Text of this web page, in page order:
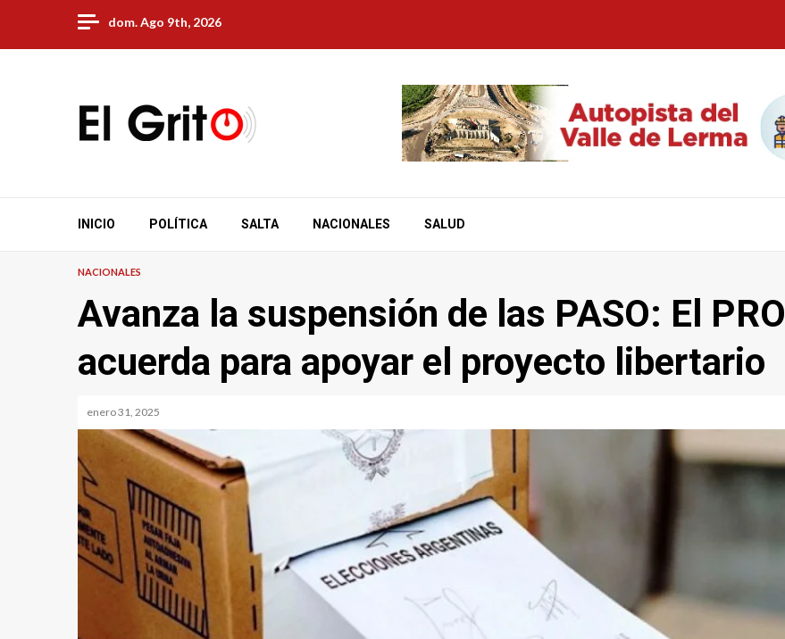
content
dom. Ago 9th, 2026
INICIO POLÍTICA SALTA NACIONALES SALUD
NACIONALES
Avanza la suspensión de las PASO: El PRO
acuerda para apoyar el proyecto libertario
enero 31, 2025